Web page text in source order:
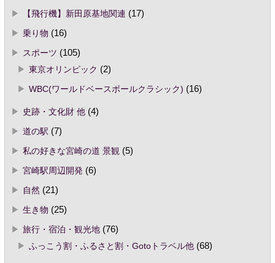
【飛行機】新田原基地関連 (17)
乗り物 (16)
スポーツ (105)
東京オリンピック (2)
WBC(ワールドベースボールクラシック) (16)
史跡・文化財 他(4)
道の駅 (7)
私の好きな宮崎の道 景観(5)
宮崎駅周辺開発(6)
自然 (21)
生き物 (25)
旅行・宿泊・観光地(76)
ふっこう割・ふるさと割・Gotoトラベル他(68)